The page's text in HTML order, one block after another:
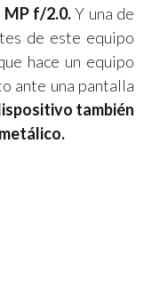
f/2.0.Y una de
de este equipo
hace un equipo
ante una pantalla
también